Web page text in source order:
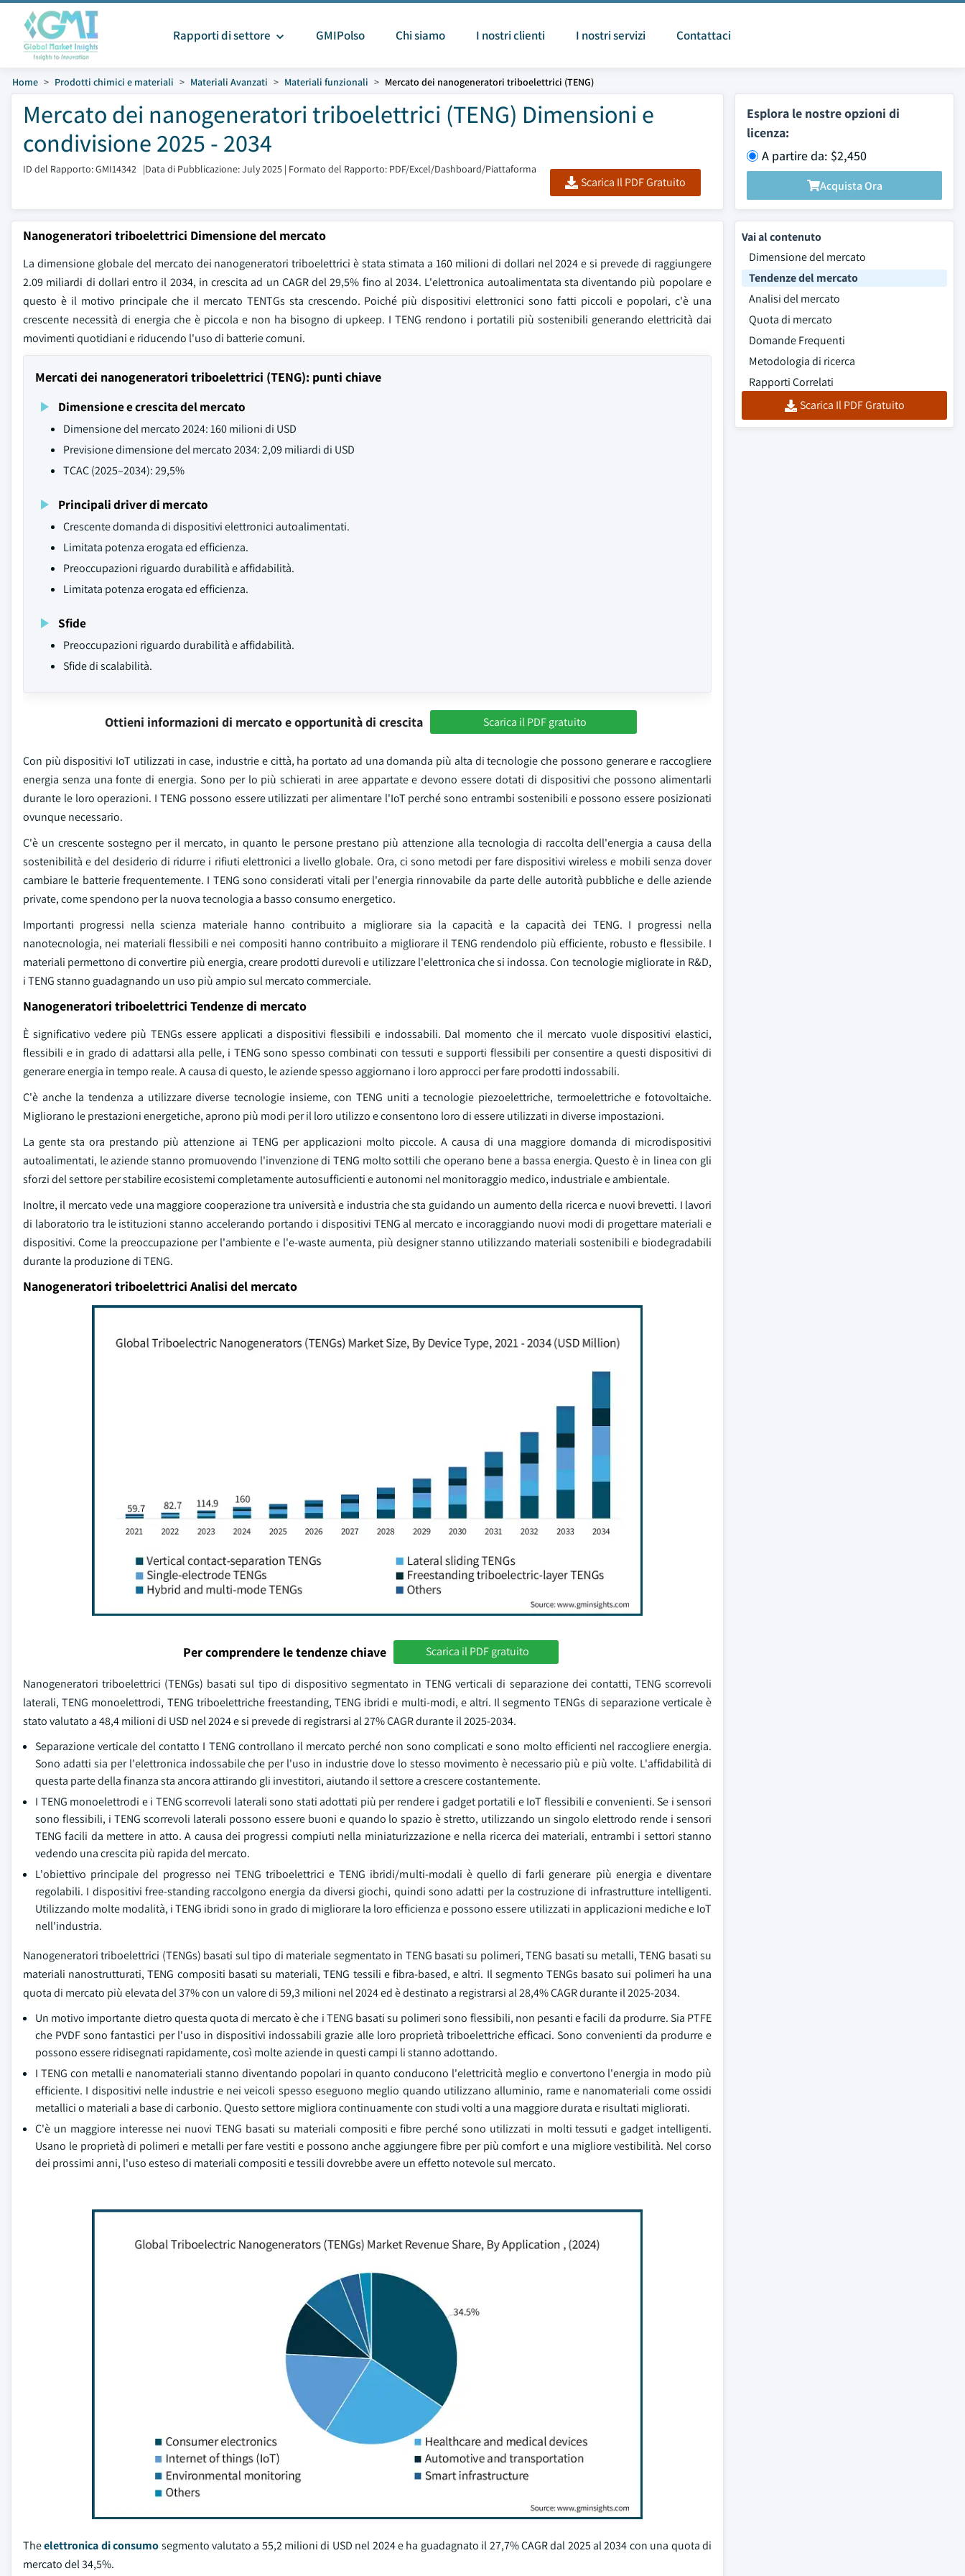
Rapporti di settore GMIPolso Chi siamo I nostri clienti I nostri servizi Contattaci
Home Prodotti chimici e materiali Materiali Avanzati Materiali funzionali Mercato dei nanogeneratori triboelettrici (TENG)
Mercato dei nanogeneratori triboelettrici (TENG) Dimensioni e
condivisione 2025 - 2034
ID del Rapporto: GMI14342 |Data di Pubblicazione: July 2025 | Formato del Rapporto: PDF/Excel/Dashboard/Piattaforma
Scarica Il PDF Gratuito
Esplora le nostre opzioni di
licenza:
A partire da: $2,450
Acquista Ora
Nanogeneratori triboelettrici Dimensione del mercato
La dimensione globale del mercato dei nanogeneratori triboelettrici è stata stimata a 160 milioni di dollari nel 2024 e si prevede di raggiungere
2.09 miliardi di dollari entro il 2034, in crescita ad un CAGR del 29,5% fino al 2034. L'elettronica autoalimentata sta diventando più popolare e
questo è il motivo principale che il mercato TENTGs sta crescendo. Poiché più dispositivi elettronici sono fatti piccoli e popolari, c'è una
crescente necessità di energia che è piccola e non ha bisogno di upkeep. I TENG rendono i portatili più sostenibili generando elettricità dai
movimenti quotidiani e riducendo l'uso di batterie comuni.
Mercati dei nanogeneratori triboelettrici (TENG): punti chiave
Dimensione e crescita del mercato
Dimensione del mercato 2024: 160 milioni di USD
Previsione dimensione del mercato 2034: 2,09 miliardi di USD
TCAC (2025–2034): 29,5%
Principali driver di mercato
Crescente domanda di dispositivi elettronici autoalimentati.
Limitata potenza erogata ed efficienza.
Preoccupazioni riguardo durabilità e affidabilità.
Limitata potenza erogata ed efficienza.
Sfide
Preoccupazioni riguardo durabilità e affidabilità.
Sfide di scalabilità.
Ottieni informazioni di mercato e opportunità di crescita Scarica il PDF gratuito
Con più dispositivi IoT utilizzati in case, industrie e città, ha portato ad una domanda più alta di tecnologie che possono generare e raccogliere
energia senza una fonte di energia. Sono per lo più schierati in aree appartate e devono essere dotati di dispositivi che possono alimentarli
durante le loro operazioni. I TENG possono essere utilizzati per alimentare l'IoT perché sono entrambi sostenibili e possono essere posizionati
ovunque necessario.
C'è un crescente sostegno per il mercato, in quanto le persone prestano più attenzione alla tecnologia di raccolta dell'energia a causa della
sostenibilità e del desiderio di ridurre i rifiuti elettronici a livello globale. Ora, ci sono metodi per fare dispositivi wireless e mobili senza dover
cambiare le batterie frequentemente. I TENG sono considerati vitali per l'energia rinnovabile da parte delle autorità pubbliche e delle aziende
private, come spendono per la nuova tecnologia a basso consumo energetico.
Importanti progressi nella scienza materiale hanno contribuito a migliorare sia la capacità e la capacità dei TENG. I progressi nella
nanotecnologia, nei materiali flessibili e nei compositi hanno contribuito a migliorare il TENG rendendolo più efficiente, robusto e flessibile. I
materiali permettono di convertire più energia, creare prodotti durevoli e utilizzare l'elettronica che si indossa. Con tecnologie migliorate in R&D,
i TENG stanno guadagnando un uso più ampio sul mercato commerciale.
Nanogeneratori triboelettrici Tendenze di mercato
È significativo vedere più TENGs essere applicati a dispositivi flessibili e indossabili. Dal momento che il mercato vuole dispositivi elastici,
flessibili e in grado di adattarsi alla pelle, i TENG sono spesso combinati con tessuti e supporti flessibili per consentire a questi dispositivi di
generare energia in tempo reale. A causa di questo, le aziende spesso aggiornano i loro approcci per fare prodotti indossabili.
C'è anche la tendenza a utilizzare diverse tecnologie insieme, con TENG uniti a tecnologie piezoelettriche, termoelettriche e fotovoltaiche.
Migliorano le prestazioni energetiche, aprono più modi per il loro utilizzo e consentono loro di essere utilizzati in diverse impostazioni.
La gente sta ora prestando più attenzione ai TENG per applicazioni molto piccole. A causa di una maggiore domanda di microdispositivi
autoalimentati, le aziende stanno promuovendo l'invenzione di TENG molto sottili che operano bene a bassa energia. Questo è in linea con gli
sforzi del settore per stabilire ecosistemi completamente autosufficienti e autonomi nel monitoraggio medico, industriale e ambientale.
Inoltre, il mercato vede una maggiore cooperazione tra università e industria che sta guidando un aumento della ricerca e nuovi brevetti. I lavori
di laboratorio tra le istituzioni stanno accelerando portando i dispositivi TENG al mercato e incoraggiando nuovi modi di progettare materiali e
dispositivi. Come la preoccupazione per l'ambiente e l'e-waste aumenta, più designer stanno utilizzando materiali sostenibili e biodegradabili
durante la produzione di TENG.
Nanogeneratori triboelettrici Analisi del mercato
Per comprendere le tendenze chiave Scarica il PDF gratuito
Nanogeneratori triboelettrici (TENGs) basati sul tipo di dispositivo segmentato in TENG verticali di separazione dei contatti, TENG scorrevoli
laterali, TENG monoelettrodi, TENG triboelettriche freestanding, TENG ibridi e multi-modi, e altri. Il segmento TENGs di separazione verticale è
stato valutato a 48,4 milioni di USD nel 2024 e si prevede di registrarsi al 27% CAGR durante il 2025-2034.
Separazione verticale del contatto I TENG controllano il mercato perché non sono complicati e sono molto efficienti nel raccogliere energia.
Sono adatti sia per l'elettronica indossabile che per l'uso in industrie dove lo stesso movimento è necessario più e più volte. L'affidabilità di
questa parte della finanza sta ancora attirando gli investitori, aiutando il settore a crescere costantemente.
I TENG monoelettrodi e i TENG scorrevoli laterali sono stati adottati più per rendere i gadget portatili e IoT flessibili e convenienti. Se i sensori
sono flessibili, i TENG scorrevoli laterali possono essere buoni e quando lo spazio è stretto, utilizzando un singolo elettrodo rende i sensori
TENG facili da mettere in atto. A causa dei progressi compiuti nella miniaturizzazione e nella ricerca dei materiali, entrambi i settori stanno
vedendo una crescita più rapida del mercato.
L'obiettivo principale del progresso nei TENG triboelettrici e TENG ibridi/multi-modali è quello di farli generare più energia e diventare
regolabili. I dispositivi free-standing raccolgono energia da diversi giochi, quindi sono adatti per la costruzione di infrastrutture intelligenti.
Utilizzando molte modalità, i TENG ibridi sono in grado di migliorare la loro efficienza e possono essere utilizzati in applicazioni mediche e IoT
nell'industria.
Nanogeneratori triboelettrici (TENGs) basati sul tipo di materiale segmentato in TENG basati su polimeri, TENG basati su metalli, TENG basati su
materiali nanostrutturati, TENG compositi basati su materiali, TENG tessili e fibra-based, e altri. Il segmento TENGs basato sui polimeri ha una
quota di mercato più elevata del 37% con un valore di 59,3 milioni nel 2024 ed è destinato a registrarsi al 28,4% CAGR durante il 2025-2034.
Un motivo importante dietro questa quota di mercato è che i TENG basati su polimeri sono flessibili, non pesanti e facili da produrre. Sia PTFE
che PVDF sono fantastici per l'uso in dispositivi indossabili grazie alle loro proprietà triboelettriche efficaci. Sono convenienti da produrre e
possono essere ridisegnati rapidamente, così molte aziende in questi campi li stanno adottando.
I TENG con metalli e nanomateriali stanno diventando popolari in quanto conducono l'elettricità meglio e convertono l'energia in modo più
efficiente. I dispositivi nelle industrie e nei veicoli spesso eseguono meglio quando utilizzano alluminio, rame e nanomateriali come ossidi
metallici o materiali a base di carbonio. Questo settore migliora continuamente con studi volti a una maggiore durata e risultati migliorati.
C'è un maggiore interesse nei nuovi TENG basati su materiali compositi e fibre perché sono utilizzati in molti tessuti e gadget intelligenti.
Usano le proprietà di polimeri e metalli per fare vestiti e possono anche aggiungere fibre per più comfort e una migliore vestibilità. Nel corso
dei prossimi anni, l'uso esteso di materiali compositi e tessili dovrebbe avere un effetto notevole sul mercato.
Theelettronica di consumosegmento valutato a 55,2 milioni di USD nel 2024 e ha guadagnato il 27,7% CAGR dal 2025 al 2034 con una quota di
mercato del 34,5%.
Vai al contenuto
Dimensione del mercato
Tendenze del mercato
Analisi del mercato
Quota di mercato
Domande Frequenti
Metodologia di ricerca
Rapporti Correlati
Scarica Il PDF Gratuito